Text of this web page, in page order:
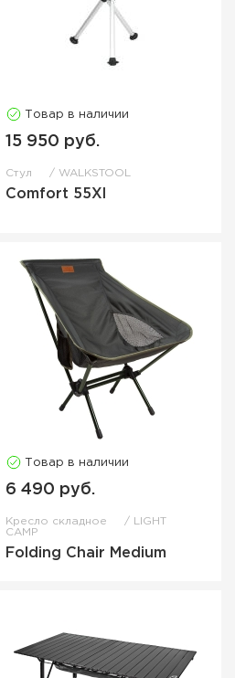
Товар в наличии
15 950 руб.
Стул WALKSTOOL
Comfort 55Xl
Товар в наличии
6 490 руб.
Кресло складное
LIGHT
CAMP
Folding Chair Medium